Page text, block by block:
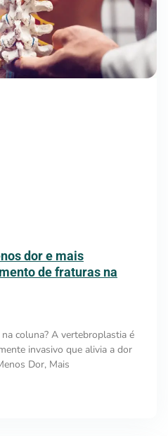
dor e mais
de fraturas na
coluna? A vertebroplastia é
invasivo que alivia a dor
Dor, Mais